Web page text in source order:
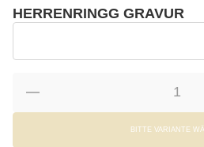
HERRENRINGG GRAVUR
BITTE VARIANTE